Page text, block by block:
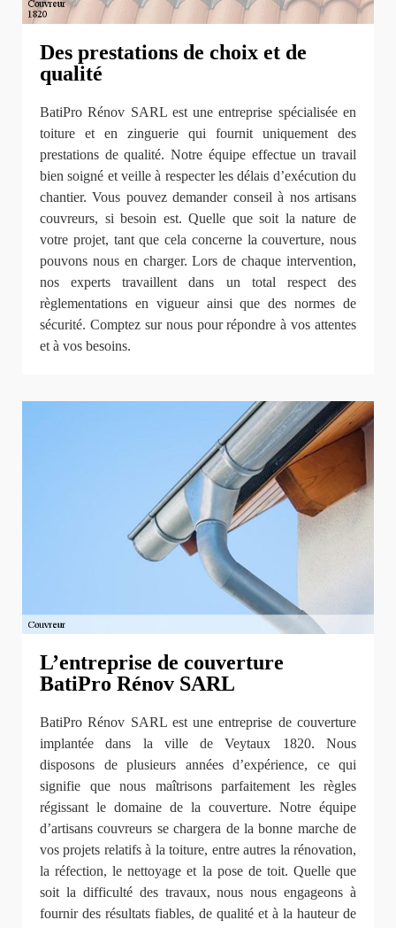
Des prestations de choix et de
qualité
BatiPro Rénov SARL est une entreprise spécialisée en
toiture et en zinguerie qui fournit uniquement des
prestations de qualité. Notre équipe effectue un travail
bien soigné et veille à respecter les délais d’exécution du
chantier. Vous pouvez demander conseil à nos artisans
couvreurs, si besoin est. Quelle que soit la nature de
votre projet, tant que cela concerne la couverture, nous
pouvons nous en charger. Lors de chaque intervention,
nos experts travaillent dans un total respect des
règlementations en vigueur ainsi que des normes de
sécurité. Comptez sur nous pour répondre à vos attentes
et à vos besoins.
L’entreprise de couverture
BatiPro Rénov SARL
BatiPro Rénov SARL est une entreprise de couverture
implantée dans la ville de Veytaux 1820. Nous
disposons de plusieurs années d’expérience, ce qui
signifie que nous maîtrisons parfaitement les règles
régissant le domaine de la couverture. Notre équipe
d’artisans couvreurs se chargera de la bonne marche de
vos projets relatifs à la toiture, entre autres la rénovation,
la réfection, le nettoyage et la pose de toit. Quelle que
soit la difficulté des travaux, nous nous engageons à
fournir des résultats fiables, de qualité et à la hauteur de